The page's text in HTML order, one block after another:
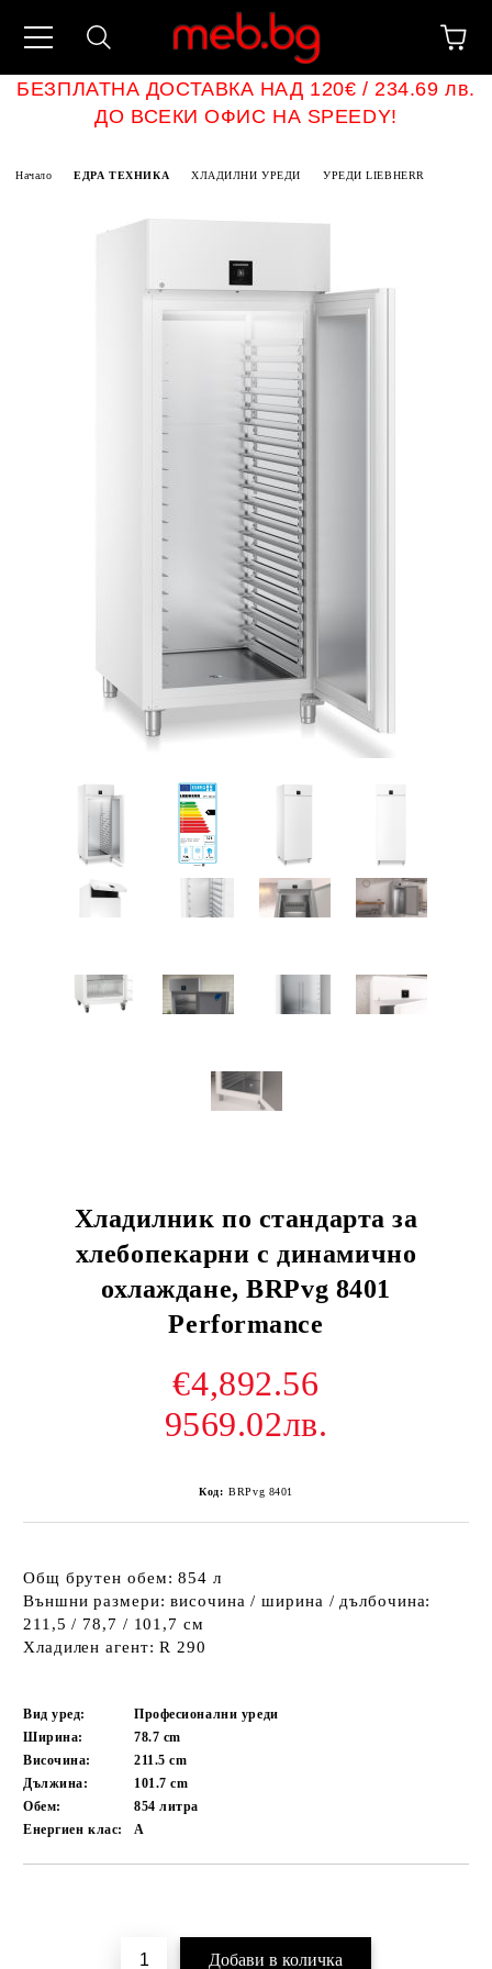
БЕЗПЛАТНА ДОСТАВКА НАД 120€ / 234.69 лв.
ДО ВСЕКИ ОФИС НА SPEEDY!
Начало ЕДРА ТЕХНИКА ХЛАДИЛНИ УРЕДИ УРЕДИ LIEBHERR
Хладилник по стандарта за
хлебопекарни с динамично
охлаждане, BRPvg 8401
Performance
€4,892.56
9569.02лв.
Код: BRPvg 8401
Общ брутен обем: 854 л
Външни размери: височина / ширина / дълбочина:
211,5 / 78,7 / 101,7 см
Хладилен агент: R 290
Вид уред:
Професионални уреди
Ширина:
78.7 cm
Височина:
211.5cm
Дължина:
101.7cm
Обем:
854литра
Енергиен клас:
A